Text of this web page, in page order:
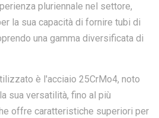
pluriennale nel settore,
la sua capacità di fornire tubi di
una gamma diversificata di
è l'acciaio 25CrMo4, noto
sua versatilità, fino al più
offre caratteristiche superiori per